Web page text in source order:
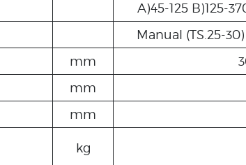
A)45-125 B)125-
Manual (TS.25-
mm
mm
mm
kg